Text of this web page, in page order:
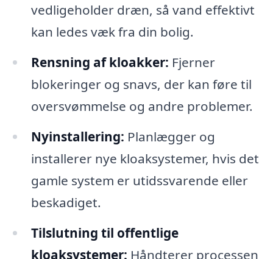
vedligeholder dræn, så vand effektivt
kan ledes væk fra din bolig.
Rensning af kloakker: Fjerner
blokeringer og snavs, der kan føre til
oversvømmelse og andre problemer.
Nyinstallering: Planlægger og
installerer nye kloaksystemer, hvis det
gamle system er utidssvarende eller
beskadiget.
Tilslutning til offentlige
kloaksystemer: Håndterer processen